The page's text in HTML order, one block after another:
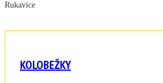
Rukavice
KOLOBEŽKY